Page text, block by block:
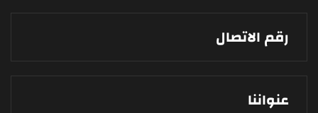
رقم الاتصال
عنواننا